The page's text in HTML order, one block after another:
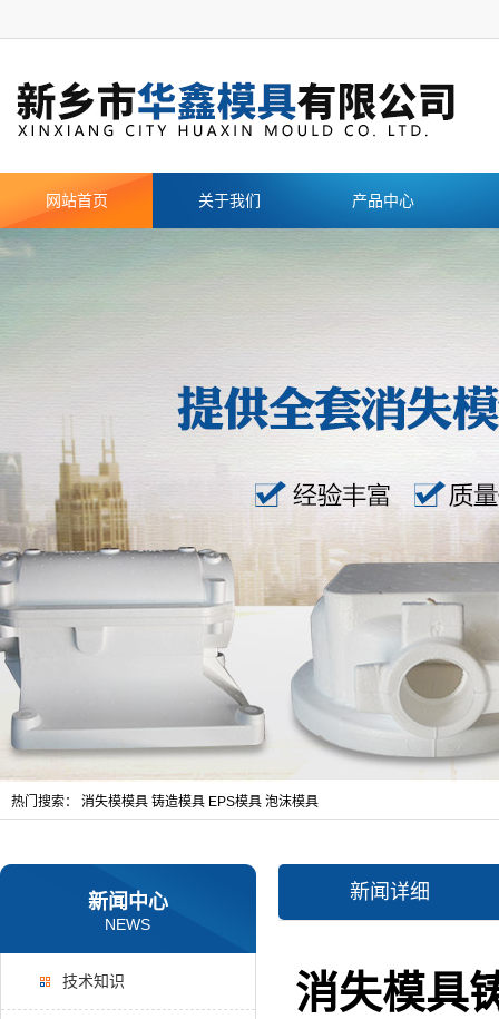
网站首页 关于我们 产品中心
热门搜索： 消失模模具 铸造模具 EPS模具 泡沫模具
新闻中心
NEWS
技术知识
新闻详细
消失模具